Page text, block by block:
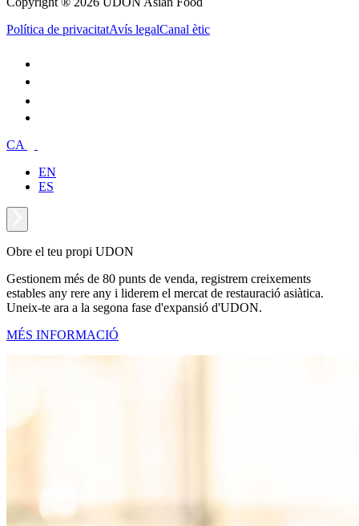
Política de privacitatAvís legalCanal ètic
CA
EN
ES
Obre el teu propi UDON
Gestionem més de 80 punts de venda, registrem creixements
estables any rere any i liderem el mercat de restauració asiàtica.
Uneix-te ara a la segona fase d'expansió d'UDON.
MÉS INFORMACIÓ